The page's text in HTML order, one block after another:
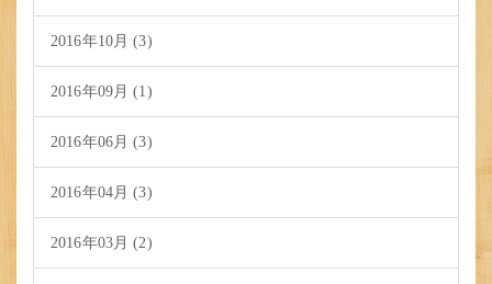
2016年10月 (3)
2016年09月 (1)
2016年06月 (3)
2016年04月 (3)
2016年03月 (2)